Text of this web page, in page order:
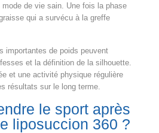
de vie sain. Une fois la phase
qui a survécu à la greffe
importantes de poids peuvent
et la définition de la silhouette.
et une activité physique régulière
résultats sur le long terme.
le sport après
liposuccion 360 ?